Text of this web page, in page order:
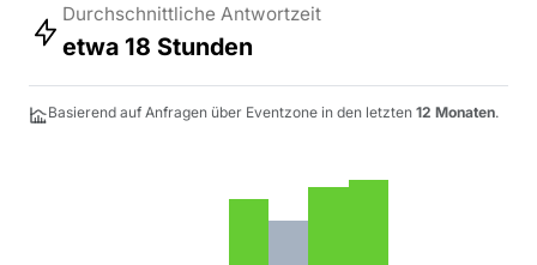
Durchschnittliche Antwortzeit
etwa 18 Stunden
Basierend auf Anfragen über Eventzone in den letzten 12 Monaten.